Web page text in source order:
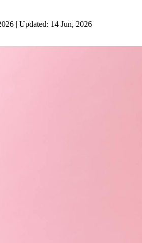
| Updated: 14 Jun, 2026